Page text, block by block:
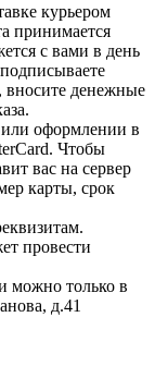
курьером
принимается
с вами в день
вносите денежные
оформлении в
Чтобы
вас на сервер
карты, срок
провести
можно только в
д.41